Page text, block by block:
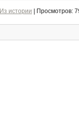
Из истории Просмотров: